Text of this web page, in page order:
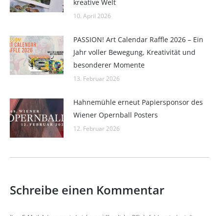
kreative Welt
10. April 2026
PASSION! Art Calendar Raffle 2026 – Ein
Jahr voller Bewegung, Kreativität und
besonderer Momente
13. Februar 2026
Hahnemühle erneut Papiersponsor des
Wiener Opernball Posters
12. Februar 2026
Schreibe einen Kommentar